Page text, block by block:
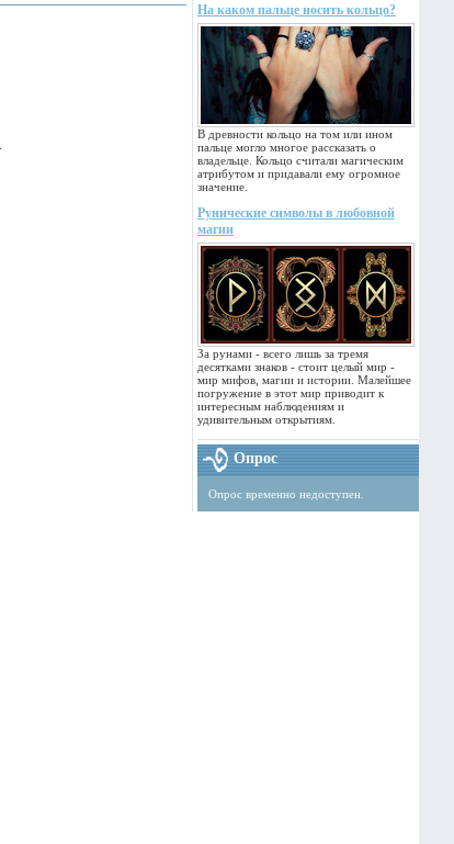
На каком пальце носить кольцо?
В древности кольцо на том или ином
пальце могло многое рассказать о
владельце. Кольцо считали магическим
атрибутом и придавали ему огромное
значение.
Рунические символы в любовной
магии
За рунами - всего лишь за тремя
десятками знаков - стоит целый мир -
мир мифов, магии и истории. Малейшее
погружение в этот мир приводит к
интересным наблюдениям и
удивительным открытиям.
Опрос
Опрос временно недоступен.